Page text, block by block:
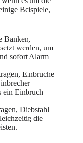
Beispiele,
Banken,
werden, um
sofort Alarm
Einbrüche
ein Einbruch
Diebstahl
die